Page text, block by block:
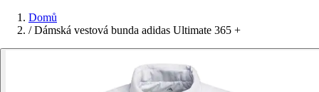
Domů
/ Dámská vestová bunda adidas Ultimate 365 +